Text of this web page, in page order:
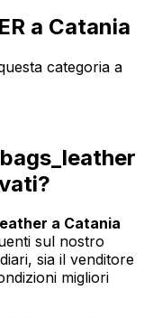
a Catania
categoria a
a Catania
sul nostro
sia il venditore
migliori